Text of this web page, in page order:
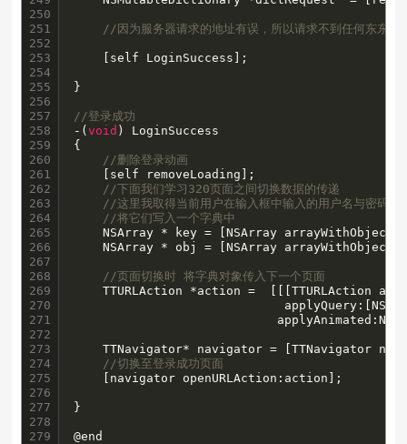
250
251
252
253
254
255
256
257
258
259
260
261
262
263
264
265
266
267
268
269
270
271
272
273
274
275
276
277
278
279
//因为服务器请求的地址有误，所以请求不到任何东东
    [self LoginSuccess];
}
//登录成功
-(void ) LoginSuccess
{
//删除登录动画
    [self removeLoading];
//下面我们学习320页面之间切换数据的传递
//这里我取得当前用户在输入框中输入的用户名与密码
//将它们写入一个字典中
NSArray * key = [NSArray
NSArray * obj = [NSArray
//页面切换时 将字典对象传入下一个页面
TTURLAction *action =  [[[TTURLAction
TTNavigator* navigator = [TTNavigator
//切换至登录成功页面
    [navigator openURLAction:action];
}
@end